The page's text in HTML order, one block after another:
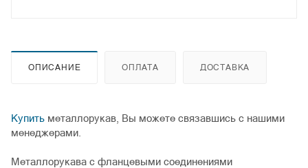
ОПИСАНИЕ ОПЛАТА ДОСТАВКА
Купить металлорукав, Вы можете связавшись с нашими
менеджерами.
Металлорукава с фланцевыми соединениями